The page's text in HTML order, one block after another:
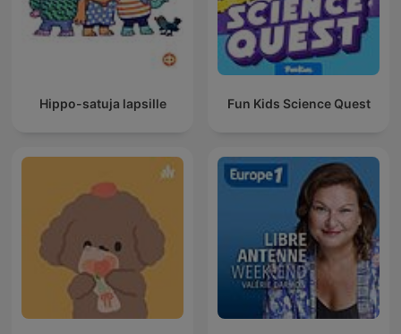
Hippo-satuja lapsille Fun Kids Science Quest